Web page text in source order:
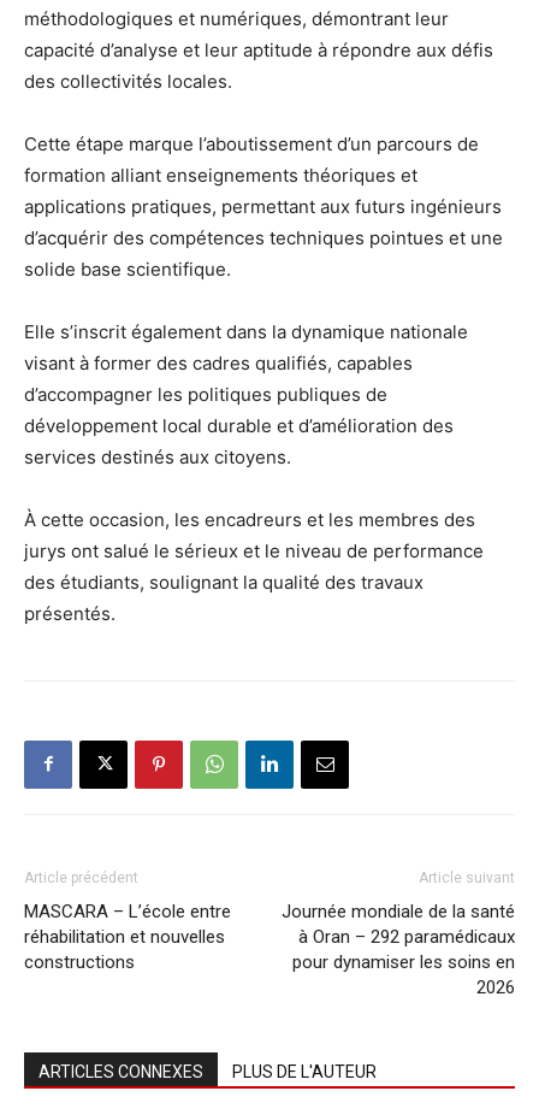
méthodologiques et numériques, démontrant leur
capacité d’analyse et leur aptitude à répondre aux défis
des collectivités locales.
Cette étape marque l’aboutissement d’un parcours de
formation alliant enseignements théoriques et
applications pratiques, permettant aux futurs ingénieurs
d’acquérir des compétences techniques pointues et une
solide base scientifique.
Elle s’inscrit également dans la dynamique nationale
visant à former des cadres qualifiés, capables
d’accompagner les politiques publiques de
développement local durable et d’amélioration des
services destinés aux citoyens.
À cette occasion, les encadreurs et les membres des
jurys ont salué le sérieux et le niveau de performance
des étudiants, soulignant la qualité des travaux
présentés.
Article précédent
MASCARA – L’école entre
réhabilitation et nouvelles
constructions
Article suivant
Journée mondiale de la santé
à Oran – 292 paramédicaux
pour dynamiser les soins en
2026
ARTICLES CONNEXES PLUS DE L'AUTEUR